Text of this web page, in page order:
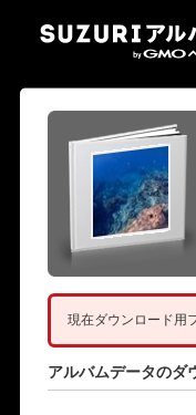
現在ダウンロード用
アルバムデータのダ